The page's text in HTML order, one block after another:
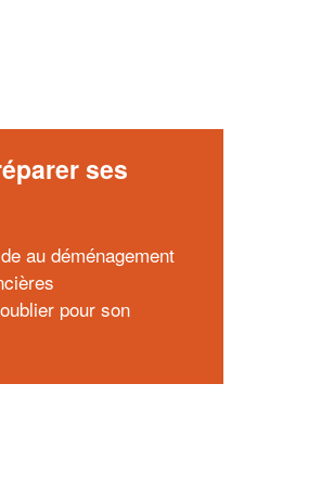
ses
au déménagement
pour son